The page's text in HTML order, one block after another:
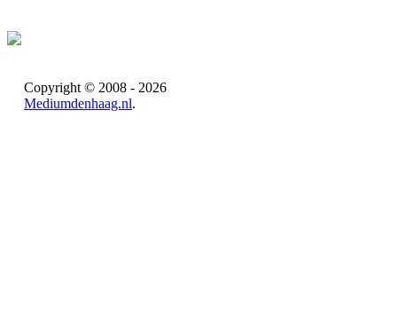
Copyright © 2008 - 2026
Mediumdenhaag.nl.